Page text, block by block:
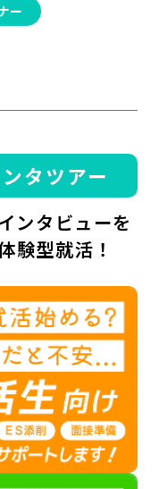
ー
タツアー
ンタビューを
験型就活！